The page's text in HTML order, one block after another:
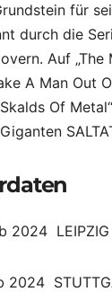
für
durch die
Auf
A Man Out
Of
2024
2024